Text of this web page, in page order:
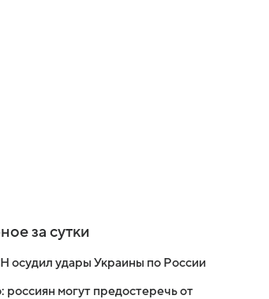
за сутки
осудил удары Украины по России
россиян могут предостеречь от